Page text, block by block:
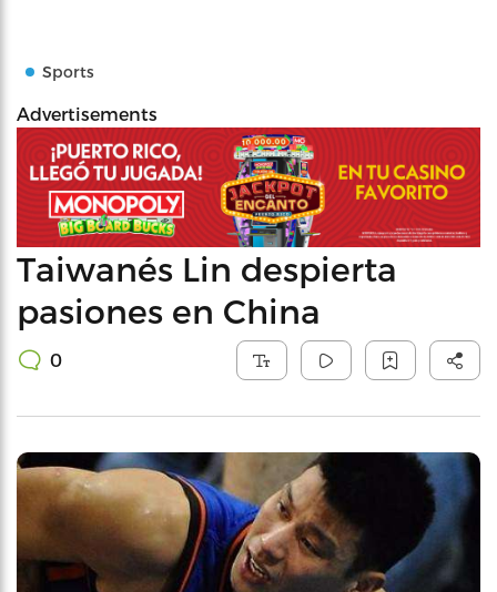
Sports
Advertisements
Taiwanés Lin despierta
pasiones en China
0